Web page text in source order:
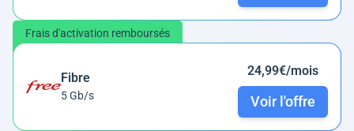
Frais d'activation remboursés
Fibre
5 Gb/s
24,99€/mois
Voir l'offre